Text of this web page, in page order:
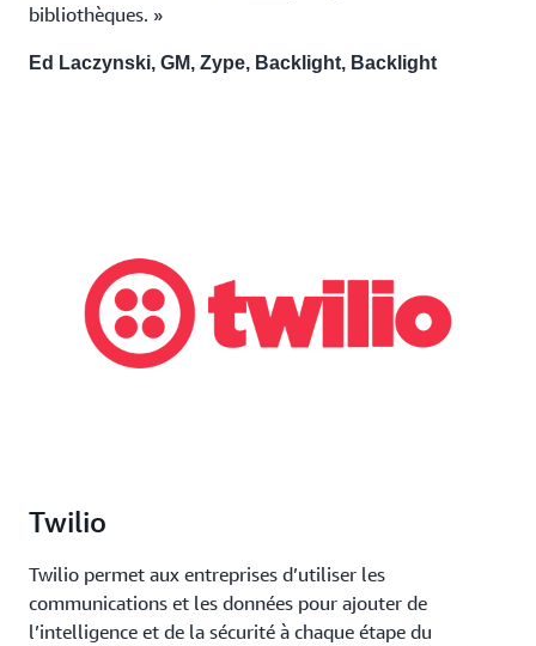
bibliothèques. »
Ed Laczynski, GM, Zype, Backlight, Backlight
Twilio
Twilio permet aux entreprises d’utiliser les
communications et les données pour ajouter de
l’intelligence et de la sécurité à chaque étape du